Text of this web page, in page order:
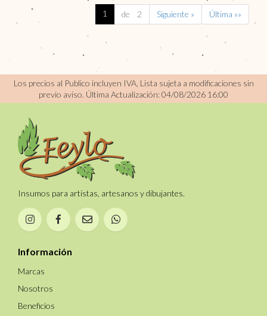
1 de 2 Siguiente » Última »»
Los precios al Publico incluyen IVA, Lista sujeta a modificaciones sin
previo aviso. Última Actualización: 04/08/2026 16:00
Insumos para artistas, artesanos y dibujantes.
Información
Marcas
Nosotros
Beneficios